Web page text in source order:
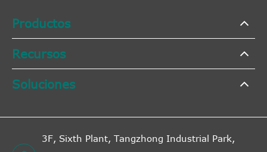
Productos
Recursos
Soluciones
3F, Sixth Plant, Tangzhong Industrial Park,